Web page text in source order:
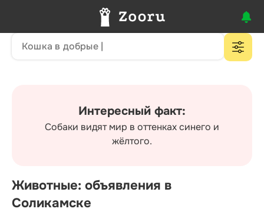
Интересный факт:
Собаки видят мир в оттенках синего и
жёлтого.
Животные: объявления в
Соликамске